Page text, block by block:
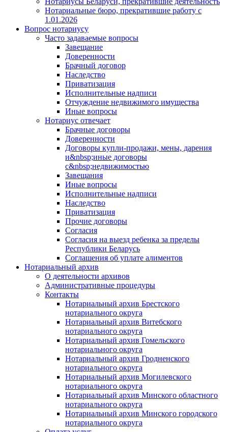
Нотариальные бюро, прекратившие работу с
1.01.2026
Вопрос нотариусу
Часто задаваемые вопросы
Завещание
Доверенности
Брачный договор
Наследство
Приватизация
Исполнительные надписи
Отчуждение недвижимого имущества
Иные вопросы
Нотариус отвечает
Брачные договоры
Доверенности
Договоры купли-продажи, мены, дарения
и&nbsp;иные договоры
с&nbsp;недвижимостью
Завещания
Иные вопросы
Исполнительные надписи
Наследство
Приватизация
Прочие договоры
Согласия
Согласия на выезд ребенка за пределы
Республики Беларусь
Соглашения об уплате алиментов
Нотариальный архив
О деятельности архивов
Административные процедуры
Контакты
Нотариальный архив Брестского
нотариального округа
Нотариальный архив Витебского
нотариального округа
Нотариальный архив Гомельского
нотариального округа
Нотариальный архив Гродненского
нотариального округа
Нотариальный архив Могилевского
нотариального округа
Нотариальный архив Минского областного
нотариального округа
Нотариальный архив Минского городского
нотариального округа